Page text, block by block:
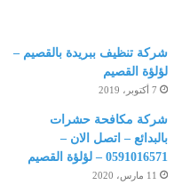
شركة تنظيف ببريدة بالقصيم –
لؤلؤة القصيم
7 أكتوبر، 2019
شركة مكافحة حشرات
بالبدائع – اتصل الان –
0591016571 – لؤلؤة القصيم
11 مارس، 2020